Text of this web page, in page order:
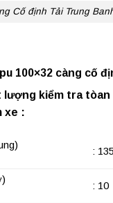
Cố định Tải Trung
100×32 càng cố
lượng kiểm tra
xe :
:
: 10